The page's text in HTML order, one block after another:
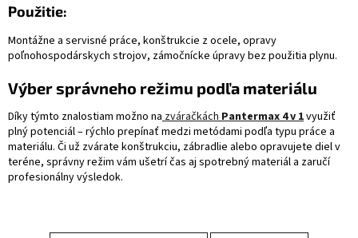
Použitie:
Montážne a servisné práce, konštrukcie z ocele, opravy
poľnohospodárskych strojov, zámočnícke úpravy bez použitia plynu.
Výber správneho režimu podľa materiálu
Díky týmto znalostiam možno nazváračkáchPantermax 4 v 1využiť
plný potenciál – rýchlo prepínať medzi metódami podľa typu práce a
materiálu. Či už zvárate konštrukciu, zábradlie alebo opravujete diel v
teréne, správny režim vám ušetrí čas aj spotrebný materiál a zaručí
profesionálny výsledok.